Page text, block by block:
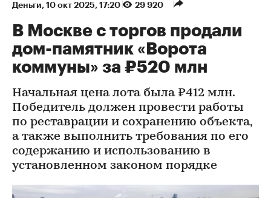
Деньги⁠, 10 окт 2025, 17:20 29 920
В Москве с торгов продали
дом-памятник «Ворота
коммуны» за ₽520 млн
Начальная цена лота была ₽412 млн.
Победитель должен провести работы
по реставрации и сохранению объекта,
а также выполнить требования по его
содержанию и использованию в
установленном законом порядке